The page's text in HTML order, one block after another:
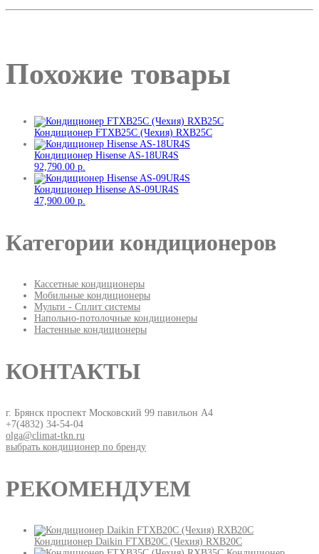
Похожие товары
Кондиционер FTXB25C (Чехия) RXB25C
Кондиционер Hisense AS-18UR4S
92,790.00 р.
Кондиционер Hisense AS-09UR4S
47,900.00 р.
Категории кондиционеров
Кассетные кондиционеры
Мобильные кондиционеры
Мульти - Сплит системы
Напольно-потолочные кондиционеры
Настенные кондиционеры
КОНТАКТЫ
г. Брянск проспект Московский 99 павильон А4
+7(4832) 34-54-04
olga@climat-tkn.ru
выбрать кондиционер по бренду
РЕКОМЕНДУЕМ
Кондиционер Daikin FTXB20C (Чехия) RXB20C